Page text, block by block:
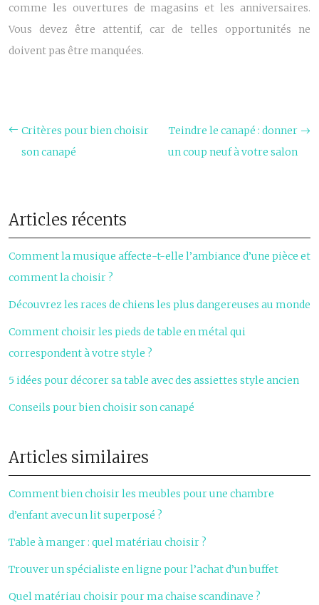
comme les ouvertures de magasins et les anniversaires.
Vous devez être attentif, car de telles opportunités ne
doivent pas être manquées.
Critères pour bien choisir
son canapé
Teindre le canapé : donner
un coup neuf à votre salon
Articles récents
Comment la musique affecte-t-elle l’ambiance d’une pièce et
comment la choisir ?
Découvrez les races de chiens les plus dangereuses au monde
Comment choisir les pieds de table en métal qui
correspondent à votre style ?
5 idées pour décorer sa table avec des assiettes style ancien
Conseils pour bien choisir son canapé
Articles similaires
Comment bien choisir les meubles pour une chambre
d’enfant avec un lit superposé ?
Table à manger : quel matériau choisir ?
Trouver un spécialiste en ligne pour l’achat d’un buffet
Quel matériau choisir pour ma chaise scandinave ?